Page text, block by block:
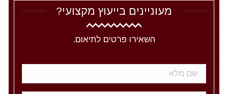
מעוניינים בייעוץ מקצועי?
השאירו פרטים לתיאום.